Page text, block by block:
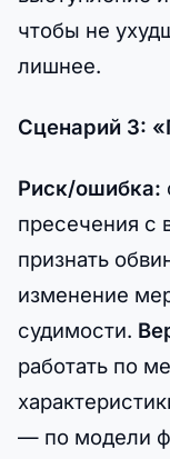
чтобы не
лишнее.
Сценарий 3:
Риск/ошибка:
пресечения с
признать
изменение
судимости.
работать по
— по модели